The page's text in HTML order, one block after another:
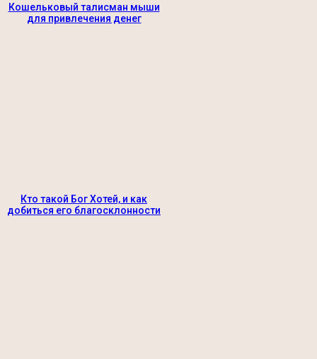
Кошельковый талисман мыши
для привлечения денег
Кто такой Бог Хотей, и как
добиться его благосклонности